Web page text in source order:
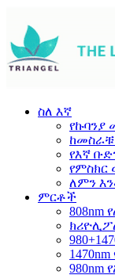
ስለ እኛ
የኩባንያ
የእኛ
የምስክር
ለምን
ምርቶች
808nm
980nm